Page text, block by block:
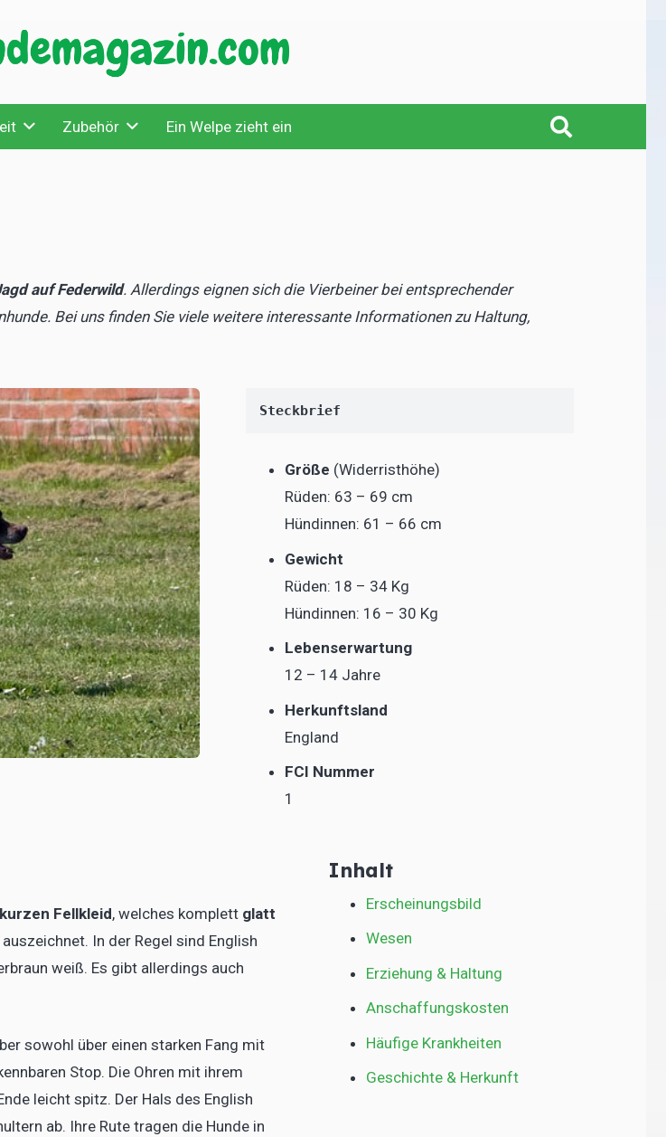
Zubehör Ein Welpe zieht ein
auf Federwild. Allerdings eignen sich die Vierbeiner bei entsprechender
Bei uns finden Sie viele weitere interessante Informationen zu Haltung,
Steckbrief
Größe (Widerristhöhe)
Rüden: 63 – 69 cm
Hündinnen: 61 – 66 cm
Gewicht
Rüden: 18 – 34 Kg
Hündinnen: 16 – 30 Kg
Lebenserwartung
12 – 14 Jahre
Herkunftsland
England
FCI Nummer
1
kurzen Fellkleid, welches komplett glatt
In der Regel sind English
weiß. Es gibt allerdings auch
sowohl über einen starken Fang mit
Stop. Die Ohren mit ihrem
leicht spitz. Der Hals des English
ab. Ihre Rute tragen die Hunde in
Inhalt
Erscheinungsbild
Wesen
Erziehung & Haltung
Anschaffungskosten
Häufige Krankheiten
Geschichte & Herkunft